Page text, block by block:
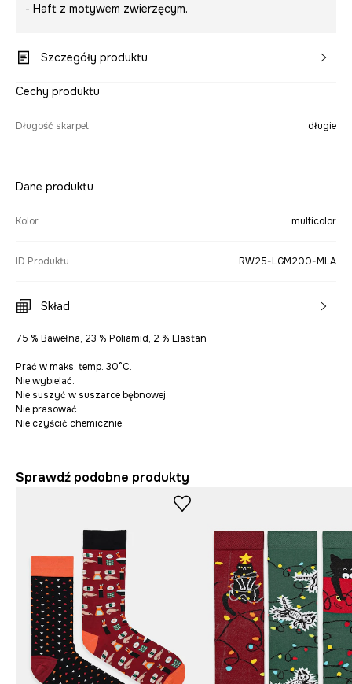
- Haft z motywem zwierzęcym.
Szczegóły produktu
Cechy produktu
Długość skarpet długie
Dane produktu
Kolor multicolor
ID Produktu RW25-LGM200-MLA
Skład
75 % Bawełna, 23 % Poliamid, 2 % Elastan
Prać w maks. temp. 30°C.
Nie wybielać.
Nie suszyć w suszarce bębnowej.
Nie prasować.
Nie czyścić chemicznie.
Sprawdź podobne produkty